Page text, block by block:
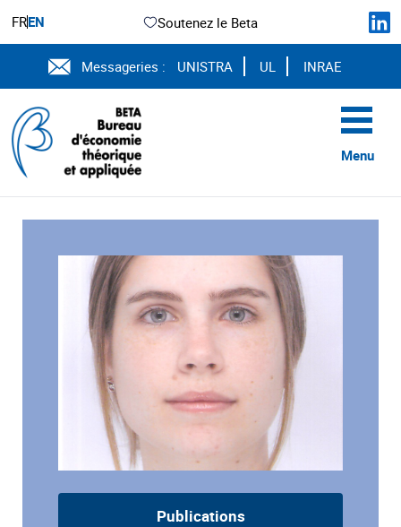
FREN Soutenez le Beta
Messageries : UNISTRA UL INRAE
Menu
Publications